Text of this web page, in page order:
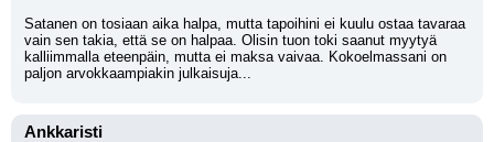
Satanen on tosiaan aika halpa, mutta tapoihini ei kuulu ostaa tavaraa
vain sen takia, että se on halpaa. Olisin tuon toki saanut myytyä
kalliimmalla eteenpäin, mutta ei maksa vaivaa. Kokoelmassani on
paljon arvokkaampiakin julkaisuja...
Ankkaristi